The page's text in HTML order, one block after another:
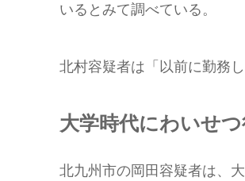
いるとみて調べている。
北村容疑者は「以前に勤務
大学時代にわいせ
北九州市の岡田容疑者は、